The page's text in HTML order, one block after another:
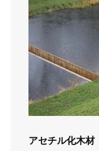
アセチル化木材